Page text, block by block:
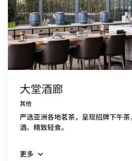
大堂酒廊
其他
严选亚洲各地茗茶，呈现招牌下午
酒、精致轻食。
更多